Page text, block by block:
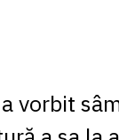
1 MDL = 0.2538
1 NOK = 0.4191
vorbit